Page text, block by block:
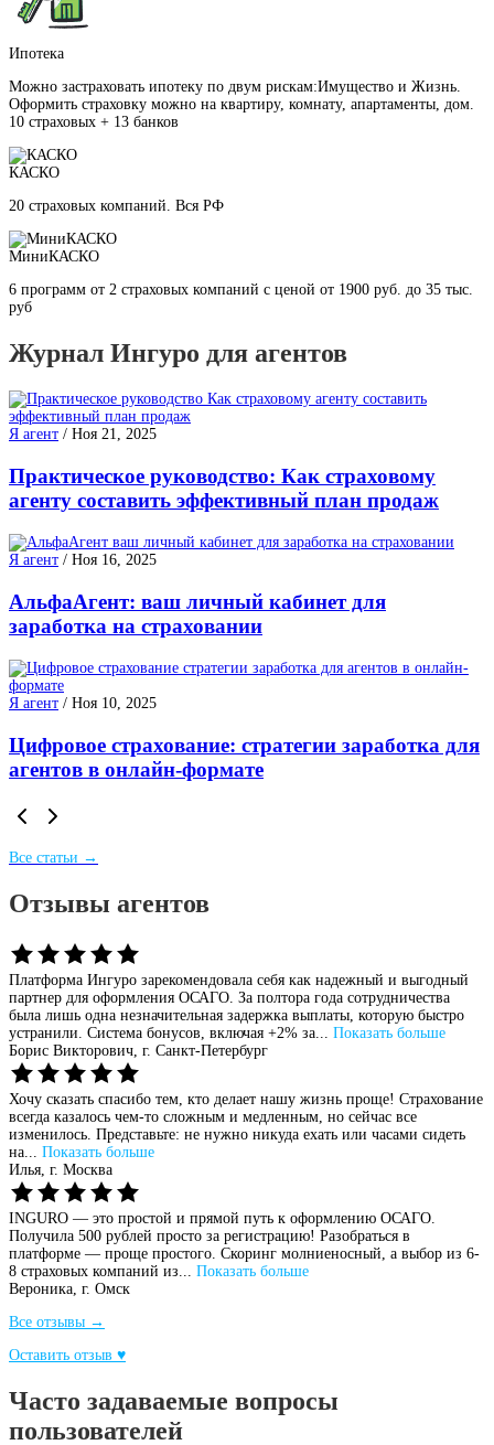
Ипотека
Можно застраховать ипотеку по двум рискам:Имущество и Жизнь.
Оформить страховку можно на квартиру, комнату, апартаменты, дом.
10 страховых + 13 банков
КАСКО
20 страховых компаний. Вся РФ
МиниКАСКО
6 программ от 2 страховых компаний с ценой от 1900 руб. до 35 тыс.
руб
Журнал Ингуро для агентов
Я агент / Ноя 21, 2025
Практическое руководство: Как страховому
агенту составить эффективный план продаж
Я агент / Ноя 16, 2025
АльфаАгент: ваш личный кабинет для
заработка на страховании
Я агент / Ноя 10, 2025
Цифровое страхование: стратегии заработка для
агентов в онлайн-формате
Все статьи →
Отзывы агентов
Платформа Ингуро зарекомендовала себя как надежный и выгодный
партнер для оформления ОСАГО. За полтора года сотрудничества
была лишь одна незначительная задержка выплаты, которую быстро
устранили. Система бонусов, включая +2% за... Показать больше
Борис Викторович, г. Санкт-Петербург
Хочу сказать спасибо тем, кто делает нашу жизнь проще! Страхование
всегда казалось чем-то сложным и медленным, но сейчас все
изменилось. Представьте: не нужно никуда ехать или часами сидеть
на... Показать больше
Илья, г. Москва
INGURO — это простой и прямой путь к оформлению ОСАГО.
Получила 500 рублей просто за регистрацию! Разобраться в
платформе — проще простого. Скоринг молниеносный, а выбор из 6-
8 страховых компаний из... Показать больше
Вероника, г. Омск
Все отзывы →
Оставить отзыв ♥
Часто задаваемые вопросы
пользователей